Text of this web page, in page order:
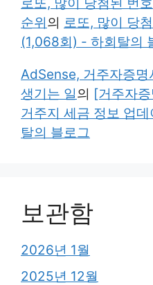
로또, 많이 당첨된 번
순위의 로또, 많이 당
(1,068회) - 하회탈의
AdSense, 거주자증명
생기는 일의 [거주자
거주지 세금 정보 업
탈의 블로그
보관함
2026년 1월
2025년 12월